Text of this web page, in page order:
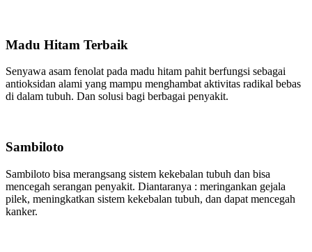
Madu Hitam Terbaik
Senyawa asam fenolat pada madu hitam pahit berfungsi sebagai
antioksidan alami yang mampu menghambat aktivitas radikal bebas
di dalam tubuh. Dan solusi bagi berbagai penyakit.
Sambiloto
Sambiloto bisa merangsang sistem kekebalan tubuh dan bisa
mencegah serangan penyakit. Diantaranya : meringankan gejala
pilek, meningkatkan sistem kekebalan tubuh, dan dapat mencegah
kanker.